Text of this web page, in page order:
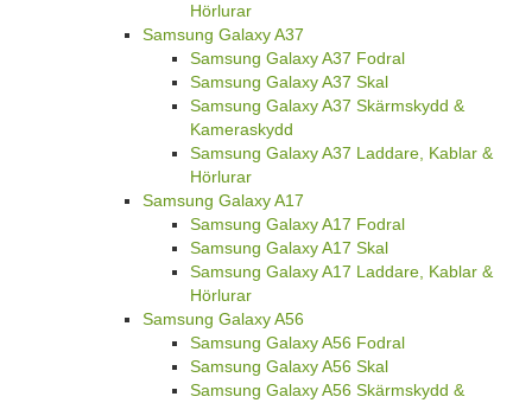
Hörlurar
Samsung Galaxy A37
Samsung Galaxy A37 Fodral
Samsung Galaxy A37 Skal
Samsung Galaxy A37 Skärmskydd &
Kameraskydd
Samsung Galaxy A37 Laddare, Kablar &
Hörlurar
Samsung Galaxy A17
Samsung Galaxy A17 Fodral
Samsung Galaxy A17 Skal
Samsung Galaxy A17 Laddare, Kablar &
Hörlurar
Samsung Galaxy A56
Samsung Galaxy A56 Fodral
Samsung Galaxy A56 Skal
Samsung Galaxy A56 Skärmskydd &